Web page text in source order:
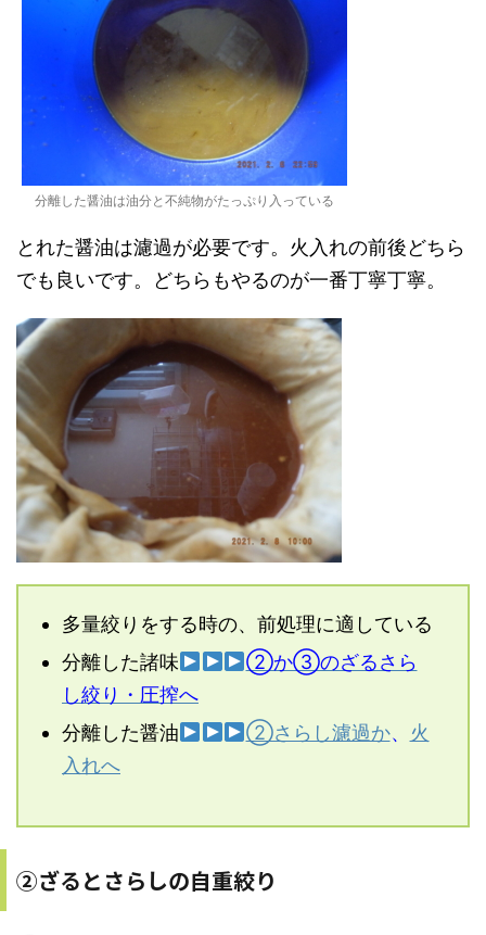
分離した醤油は油分と不純物がたっぷり入っている
とれた醤油は濾過が必要です。火入れの前後どちら
でも良いです。どちらもやるのが一番丁寧丁寧。
多量絞りをする時の、前処理に適している
分離した諸味
②か③のざるさら
し絞り・圧搾へ
分離した醤油
②さらし濾過か、
火
入れへ
②ざるとさらしの自重絞り